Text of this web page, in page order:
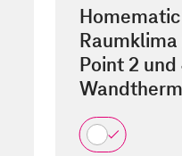
Homematic
Point 2 und